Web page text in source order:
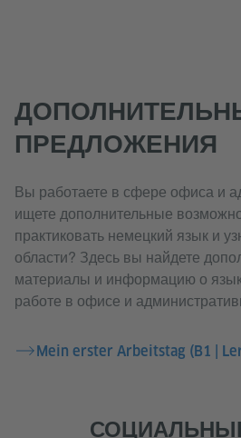
ПРЕДЛОЖЕНИЯ
Вы работаете в сфере офиса и
ищете дополнительные
практиковать немецкий язык и
области? Здесь вы найдете
материалы и информацию о
работе в офисе и
Mein erster Arbeitstag (B1 |